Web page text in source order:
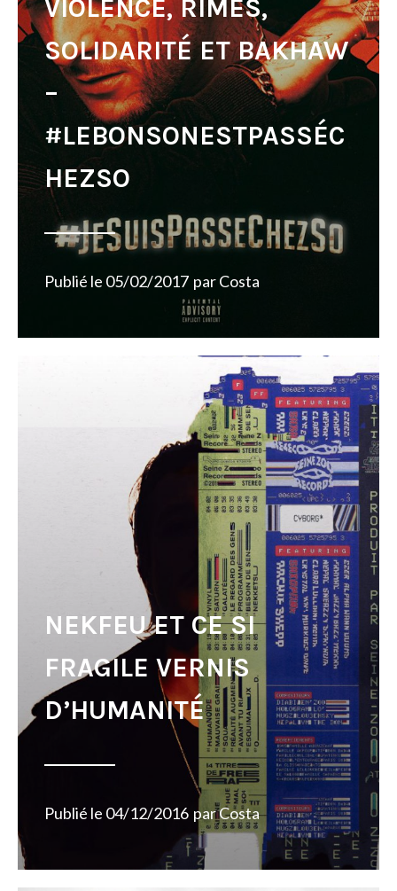
VIOLENCE, RIMES,
SOLIDARITÉ ET BAKHAW
–
#LEBONSONESTPASSÉC
HEZSO
Publié le 05/02/2017 parCosta
NEKFEU ET CE SI
FRAGILE VERNIS
D’HUMANITÉ
Publié le 04/12/2016 parCosta